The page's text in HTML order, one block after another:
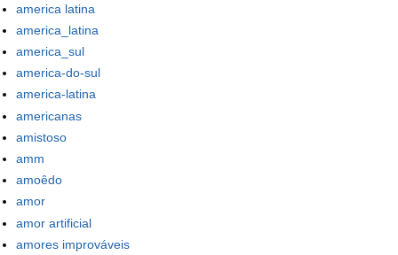
america latina
america_latina
america_sul
america-do-sul
america-latina
americanas
amistoso
amm
amoêdo
amor
amor artificial
amores improváveis